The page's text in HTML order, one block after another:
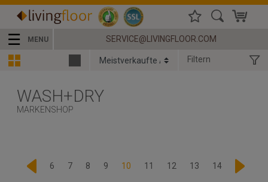
☰ MENU SERVICE@LIVINGFLOOR.COM
Filtern
WASH+DRY
MARKENSHOP
6 7 8 9 10 11 12 13 14